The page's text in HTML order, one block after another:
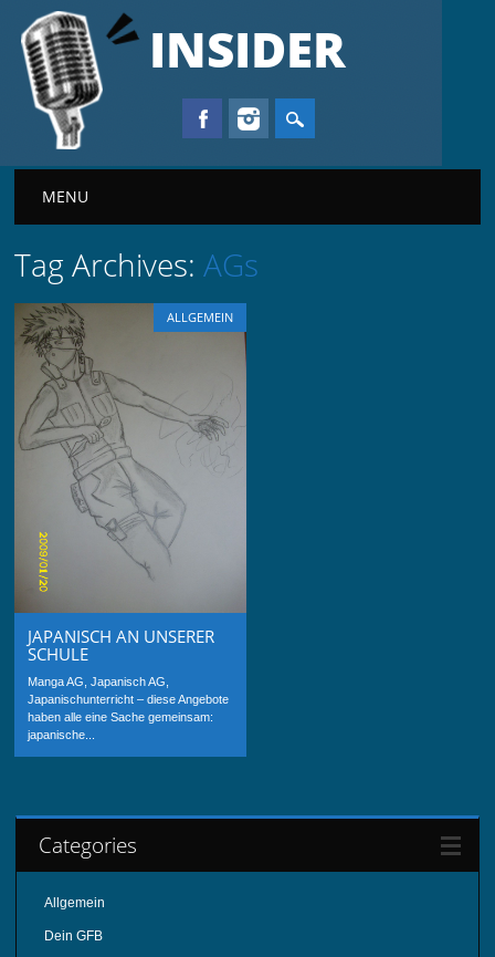
INSIDER
Main menu
MENU
Tag Archives:AGs
ALLGEMEIN
JAPANISCH AN UNSERER
SCHULE
Manga AG, Japanisch AG,
Japanischunterricht – diese Angebote
haben alle eine Sache gemeinsam:
japanische...
Categories
Allgemein
Dein GFB